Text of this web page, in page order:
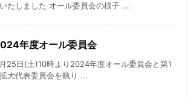
たしました オール委員会の様子 ...
年度オール委員会
25日(土)10時より2024年度オール委員会と第1
大代表委員会を執り ...